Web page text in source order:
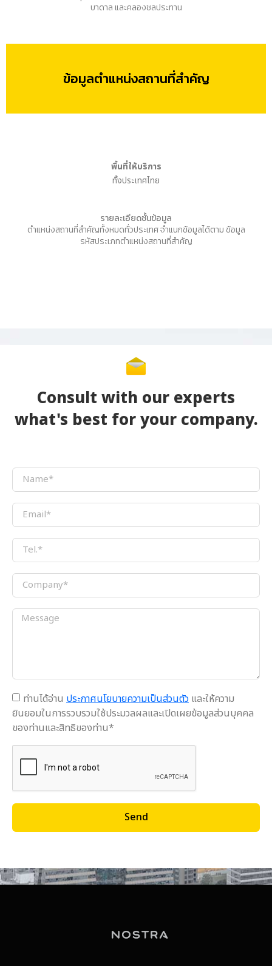
บาดาล และคลองชลประทาน
ข้อมูลตำแหน่งสถานที่สำคัญ
พื้นที่ให้บริการ
ทั้งประเทศไทย
รายละเอียดชั้นข้อมูล
ตำแหน่งสถานที่สำคัญทั้งหมดทั่วประเทศ จำแนกข้อมูลได้ตาม ข้อมูล
รหัสประเภทตำแหน่งสถานที่สำคัญ
Consult with our experts
what's best for your company.
ท่านได้อ่าน ประกาศนโยบายความเป็นส่วนตัว และให้ความ
ยินยอมในการรวบรวมใช้ประมวลผลและเปิดเผยข้อมูลส่วนบุคคล
ของท่านและสิทธิของท่าน*
Send